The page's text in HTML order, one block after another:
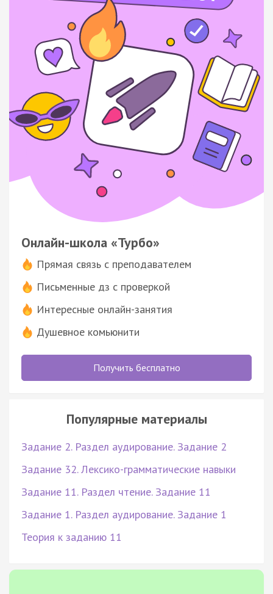
Онлайн-школа «Турбо»
Прямая связь с преподавателем
Письменные дз с проверкой
Интересные онлайн-занятия
Душевное комьюнити
Получить бесплатно
Популярные материалы
Задание 2. Раздел аудирование. Задание 2
Задание 32. Лексико-грамматические навыки
Задание 11. Раздел чтение. Задание 11
Задание 1. Раздел аудирование. Задание 1
Теория к заданию 11